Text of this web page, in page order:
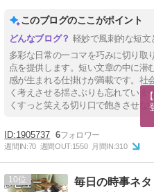
このブログのここがポイント
軽妙で風刺的な短
多彩な日常の一コマを巧みに切り取
点を提供します。短い文章の中に潜
感が生まれる仕掛けが満載です。社
く考えさせる揺さぶりも忘れていま
くすっと笑える切り口で飽きさせな
1905737 6
週間IN:70 週間OUT:1550 月間IN:310
10 毎日の時事ネ